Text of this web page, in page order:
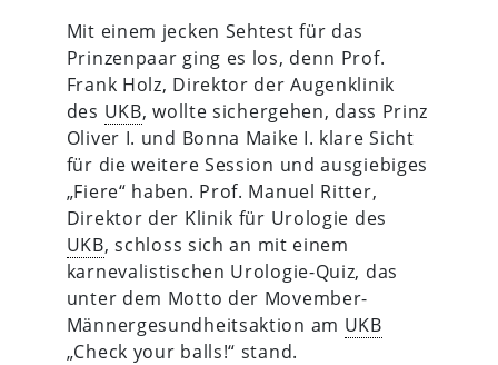
Mit einem jecken Sehtest für das
Prinzenpaar ging es los, denn Prof.
Frank Holz, Direktor der Augenklinik
des UKB, wollte sichergehen, dass Prinz
Oliver I. und Bonna Maike I. klare Sicht
für die weitere Session und ausgiebiges
„Fiere“ haben. Prof. Manuel Ritter,
Direktor der Klinik für Urologie des
UKB, schloss sich an mit einem
karnevalistischen Urologie-Quiz, das
unter dem Motto der Movember-
Männergesundheitsaktion am UKB
„Check your balls!“ stand.